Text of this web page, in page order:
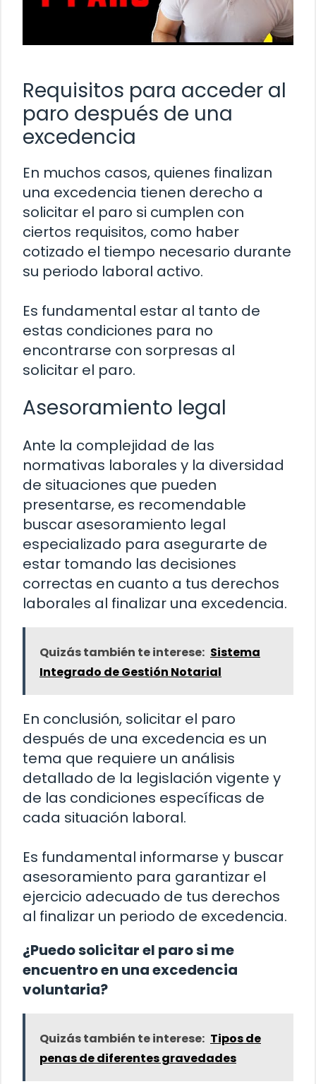
Requisitos para acceder al
paro después de una
excedencia
En muchos casos, quienes finalizan
una excedencia tienen derecho a
solicitar el paro si cumplen con
ciertos requisitos, como haber
cotizado el tiempo necesario durante
su periodo laboral activo.
Es fundamental estar al tanto de
estas condiciones para no
encontrarse con sorpresas al
solicitar el paro.
Asesoramiento legal
Ante la complejidad de las
normativas laborales y la diversidad
de situaciones que pueden
presentarse, es recomendable
buscar asesoramiento legal
especializado para asegurarte de
estar tomando las decisiones
correctas en cuanto a tus derechos
laborales al finalizar una excedencia.
Quizás también te interese: Sistema
Integrado de Gestión Notarial
En conclusión, solicitar el paro
después de una excedencia es un
tema que requiere un análisis
detallado de la legislación vigente y
de las condiciones específicas de
cada situación laboral.
Es fundamental informarse y buscar
asesoramiento para garantizar el
ejercicio adecuado de tus derechos
al finalizar un periodo de excedencia.
¿Puedo solicitar el paro si me
encuentro en una excedencia
voluntaria?
Quizás también te interese: Tipos de
penas de diferentes gravedades